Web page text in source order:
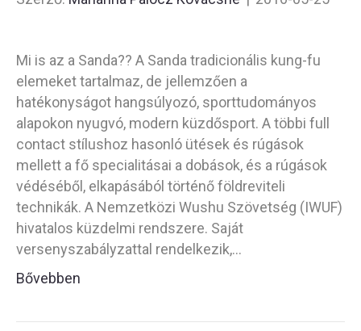
Mi is az a Sanda?? A Sanda tradicionális kung-fu
elemeket tartalmaz, de jellemzően a
hatékonyságot hangsúlyozó, sporttudományos
alapokon nyugvó, modern küzdősport. A többi full
contact stílushoz hasonló ütések és rúgások
mellett a fő specialitásai a dobások, és a rúgások
védéséből, elkapásából történő földreviteli
technikák. A Nemzetközi Wushu Szövetség (IWUF)
hivatalos küzdelmi rendszere. Saját
versenyszabályzattal rendelkezik,…
Bővebben